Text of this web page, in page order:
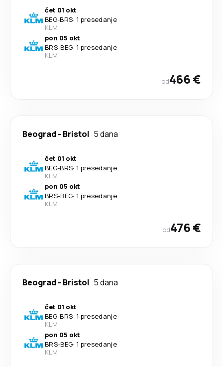
čet 01 okt
BEG-BRS· 1 presedanje
KLM
pon 05 okt
BRS-BEG· 1 presedanje
KLM
od466 €
Beograd- Bristol 5 dana
čet 01 okt
BEG-BRS· 1 presedanje
KLM
pon 05 okt
BRS-BEG· 1 presedanje
KLM
od476 €
Beograd- Bristol 5 dana
čet 01 okt
BEG-BRS· 1 presedanje
KLM
pon 05 okt
BRS-BEG· 1 presedanje
KLM